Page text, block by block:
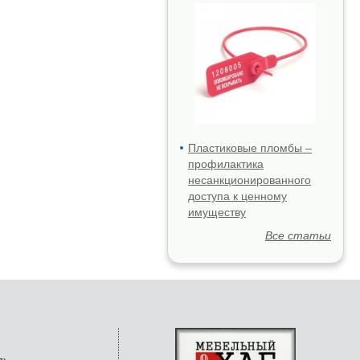
Пластиковые пломбы –
профилактика
несанкционированного
доступа к ценному
имуществу
Все статьи